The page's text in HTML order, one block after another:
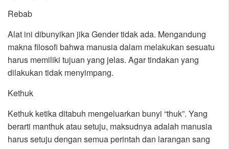
Rebab
Alat ini dibunyikan jika Gender tidak ada. Mengandung
makna filosofi bahwa manusia dalam melakukan sesuatu
harus memiliki tujuan yang jelas. Agar tindakan yang
dilakukan tidak menyimpang.
Kethuk
Kethuk ketika ditabuh mengeluarkan bunyi “thuk”. Yang
berarti manthuk atau setuju, maksudnya adalah manusia
harus setuju dengan semua perintah dan larangan sang